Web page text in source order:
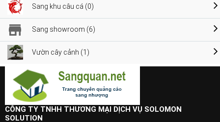
Sang khu câu cá (0)
Sang showroom (6)
Vườn cây cảnh (1)
CÔNG TY TNHH THƯƠNG MẠI DỊCH VỤ SOLOMON
SOLUTION